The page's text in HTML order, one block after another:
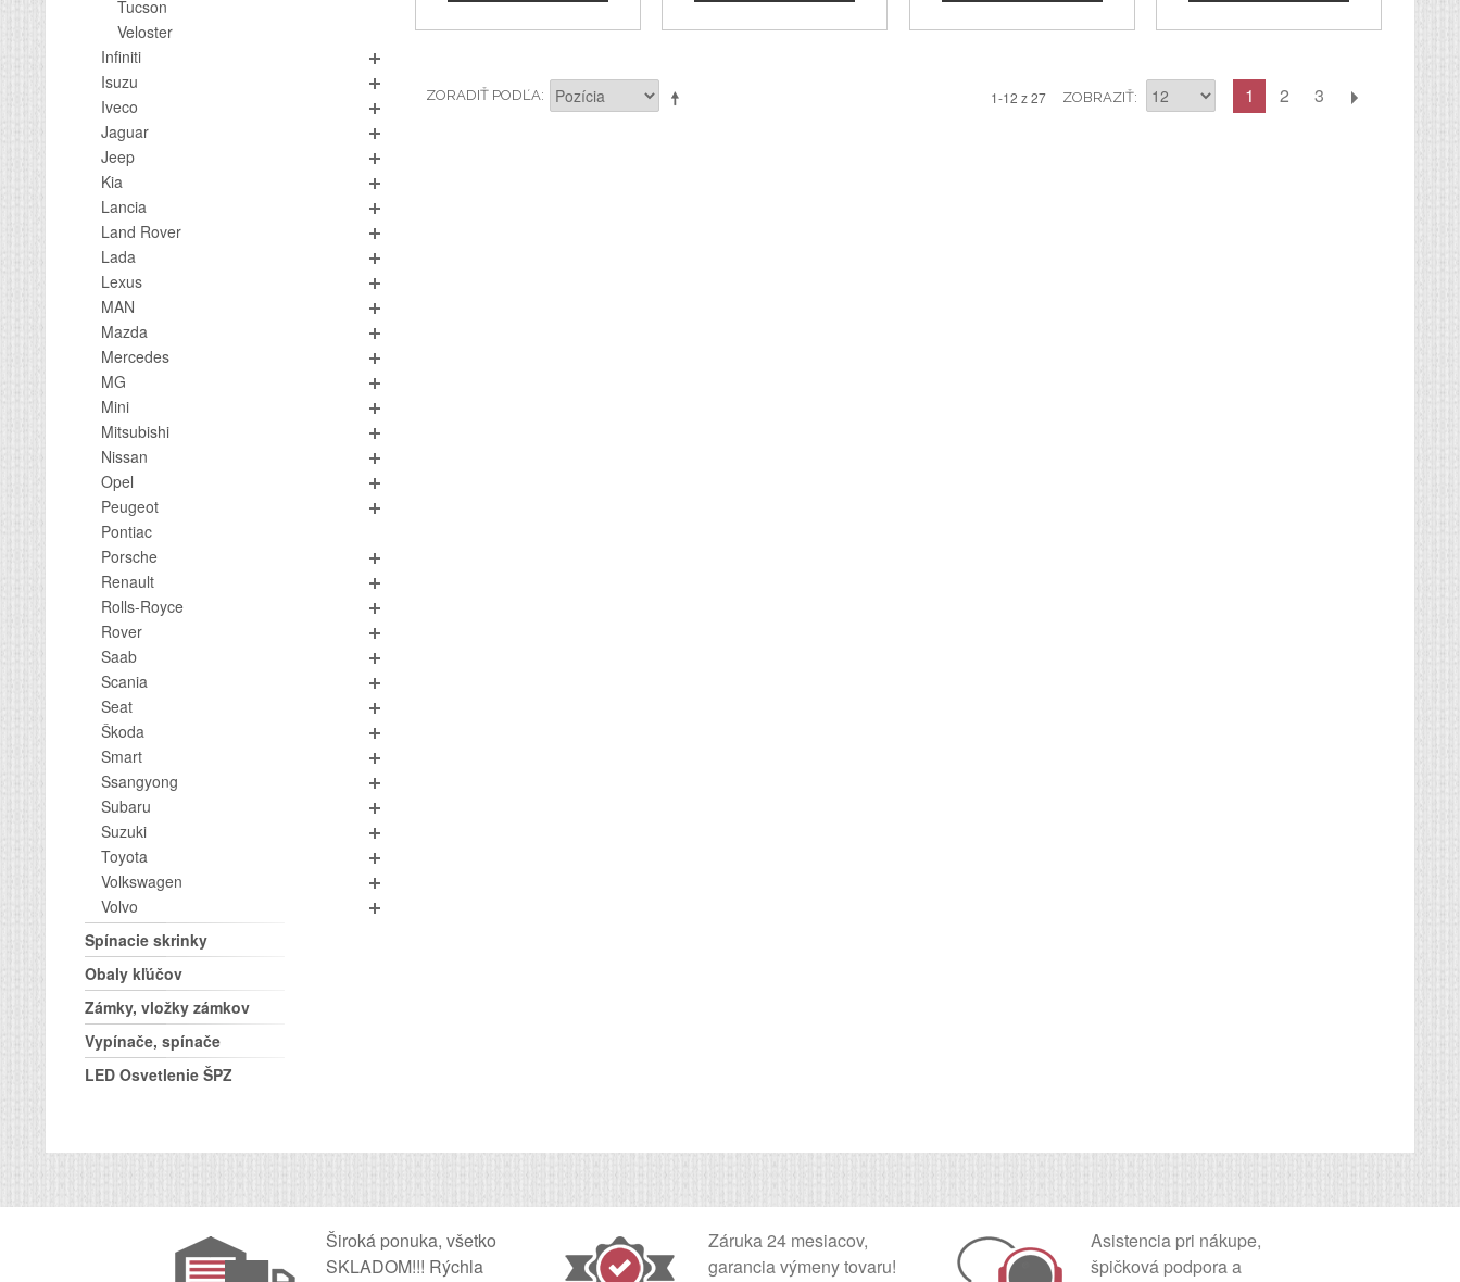
ZORADIŤ PODĽA 1-12 z 27 ZOBRAZIŤ 1 2 3
Tucson
Veloster
Infiniti
Isuzu
Iveco
Jaguar
Jeep
Kia
Lancia
Land Rover
Lada
Lexus
MAN
Mazda
Mercedes
MG
Mini
Mitsubishi
Nissan
Opel
Peugeot
Pontiac
Porsche
Renault
Rolls-Royce
Rover
Saab
Scania
Seat
Škoda
Smart
Ssangyong
Subaru
Suzuki
Toyota
Volkswagen
Volvo
Spínacie skrinky
Obaly kľúčov
Zámky, vložky zámkov
Vypínače, spínače
LED Osvetlenie ŠPZ
Široká ponuka, všetko
SKLADOM!!! Rýchla
Záruka 24 mesiacov,
garancia výmeny tovaru!
Asistencia pri nákupe,
špičková podpora a